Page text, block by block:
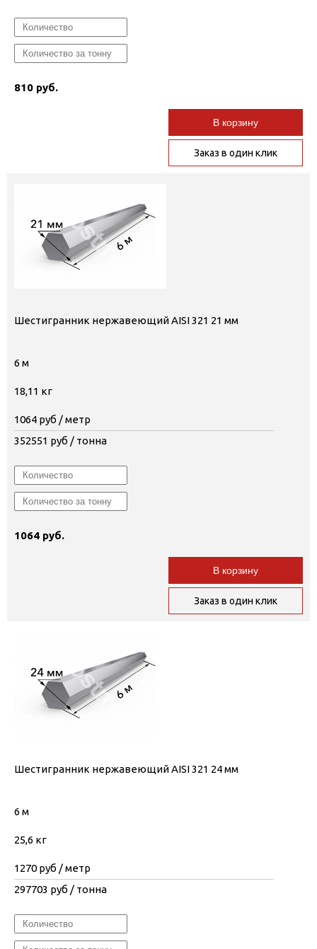
810 руб.
В корзину
Заказ в один клик
Шестигранник нержавеющий AISI 321 21 мм
6 м
18,11 кг
1064 руб / метр
352551 руб / тонна
1064 руб.
В корзину
Заказ в один клик
Шестигранник нержавеющий AISI 321 24 мм
6 м
25,6 кг
1270 руб / метр
297703 руб / тонна